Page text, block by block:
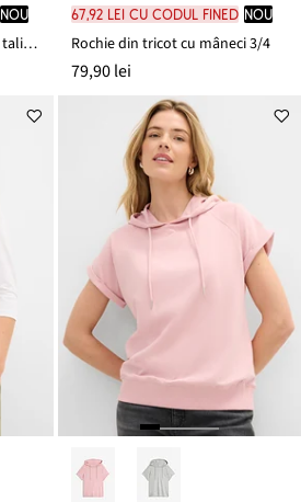
nou
Pantaloni mom din twill cu talie înaltă
67,92 lei cu codul FINED nou
Rochie din tricot cu mâneci 3/4
79,90 lei